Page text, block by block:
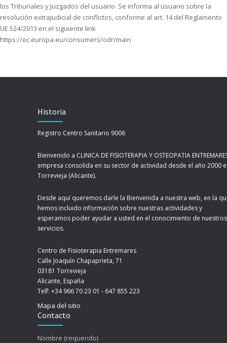
los Tribunales y Juzgados del usuario. Se informa al usuario sobre la
resolución extrajudicial de conflictos, conforme al art. 14 del Reglamento
UE 524/2013 en el siguiente link
https://ec.europa.eu/consumers/odr/main
Historia
Registro Centro Sanitario 9006
Bienvenido a CLINICA DE FISIOTERAPIA Y OSTEOPATIA
empresa consolida en su sector de actividad desde el año 2000
Torrevieja (Alicante).
Desde aquí queremos darle la Bienvenida a nuestra web, en la
hemos incluido información sobre nuestras actividades y
esperamos poder ayudar a usted en el conocimiento de nuestros
servicios.
Centro de Fisioterapia Entremares
Calle Joaquín Chapaprieta, 71
03181 Torrevieja
Alicante, España
Telf: +34 966 70 23 01 - 647 855 223
Mapa del sitio
Contacto
Nombre (requerido)